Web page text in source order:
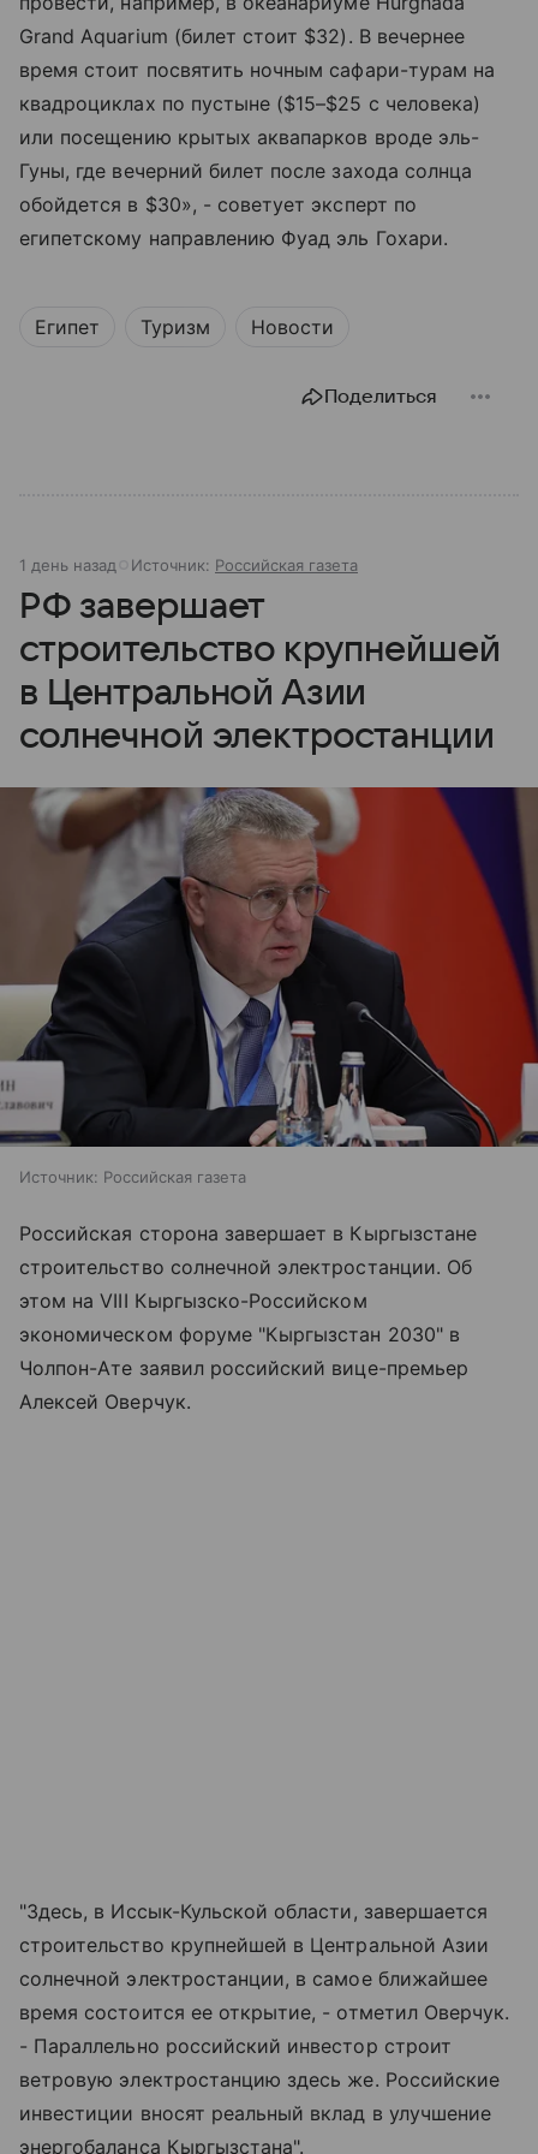
Grand Aquarium (билет стоит $32). В вечернее
время стоит посвятить ночным сафари-турам на
квадроциклах по пустыне ($15–$25 с человека)
или посещению крытых аквапарков вроде эль-
Гуны, где вечерний билет после захода солнца
обойдется в $30», - советует эксперт по
египетскому направлению Фуад эль Гохари.
Египет Туризм Новости
Поделиться
1 день назад Источник: Российская газета
РФ завершает
строительство крупнейшей
в Центральной Азии
солнечной электростанции
Источник: Российская газета
Российская сторона завершает в Кыргызстане
строительство солнечной электростанции. Об
этом на VIII Кыргызско-Российском
экономическом форуме "Кыргызстан 2030" в
Чолпон-Ате заявил российский вице-премьер
Алексей Оверчук.
"Здесь, в Иссык-Кульской области, завершается
строительство крупнейшей в Центральной Азии
солнечной электростанции, в самое ближайшее
время состоится ее открытие, - отметил Оверчук.
- Параллельно российский инвестор строит
ветровую электростанцию здесь же. Российские
инвестиции вносят реальный вклад в улучшение
энергобаланса Кыргызстана".